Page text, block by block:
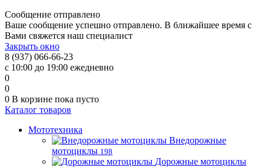
Сообщение отправлено
Ваше сообщение успешно отправлено. В ближайшее время с
Вами свяжется наш специалист
Закрыть окно
8 (937) 066-66-23
с 10:00 до 19:00 ежедневно
0
0
0 В корзине пока пусто
Каталог товаров
Мототехника
Внедорожные
мотоциклы 198
Дорожные мотоциклы